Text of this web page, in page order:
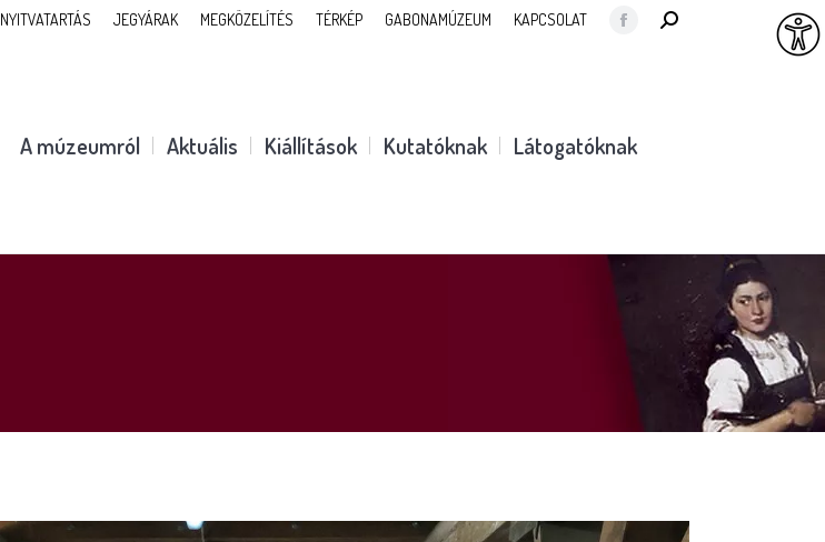
NYITVATARTÁS JEGYÁRAK MEGKÖZELÍTÉS TÉRKÉP GABONAMÚZEUM KAPCSOLAT
Facebook
new
SEARCH:
A múzeumról Aktuális Kiállítások Kutatóknak Látogatóknak